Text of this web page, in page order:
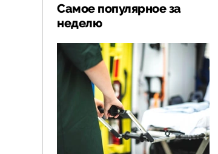
Самое популярное за
неделю